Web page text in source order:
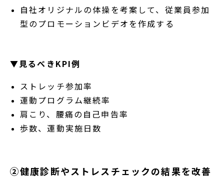
自社オリジナルの体操を考案して、従業員参加
型のプロモーションビデオを作成する
▼見るべきKPI例
ストレッチ参加率
運動プログラム継続率
肩こり、腰痛の自己申告率
歩数、運動実施日数
②健康診断やストレスチェックの結果を改善